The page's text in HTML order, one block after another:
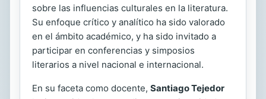
sobre las influencias culturales en la literatura.
Su enfoque crítico y analítico ha sido valorado
en el ámbito académico, y ha sido invitado a
participar en conferencias y simposios
literarios a nivel nacional e internacional.
En su faceta como docente, Santiago Tejedor